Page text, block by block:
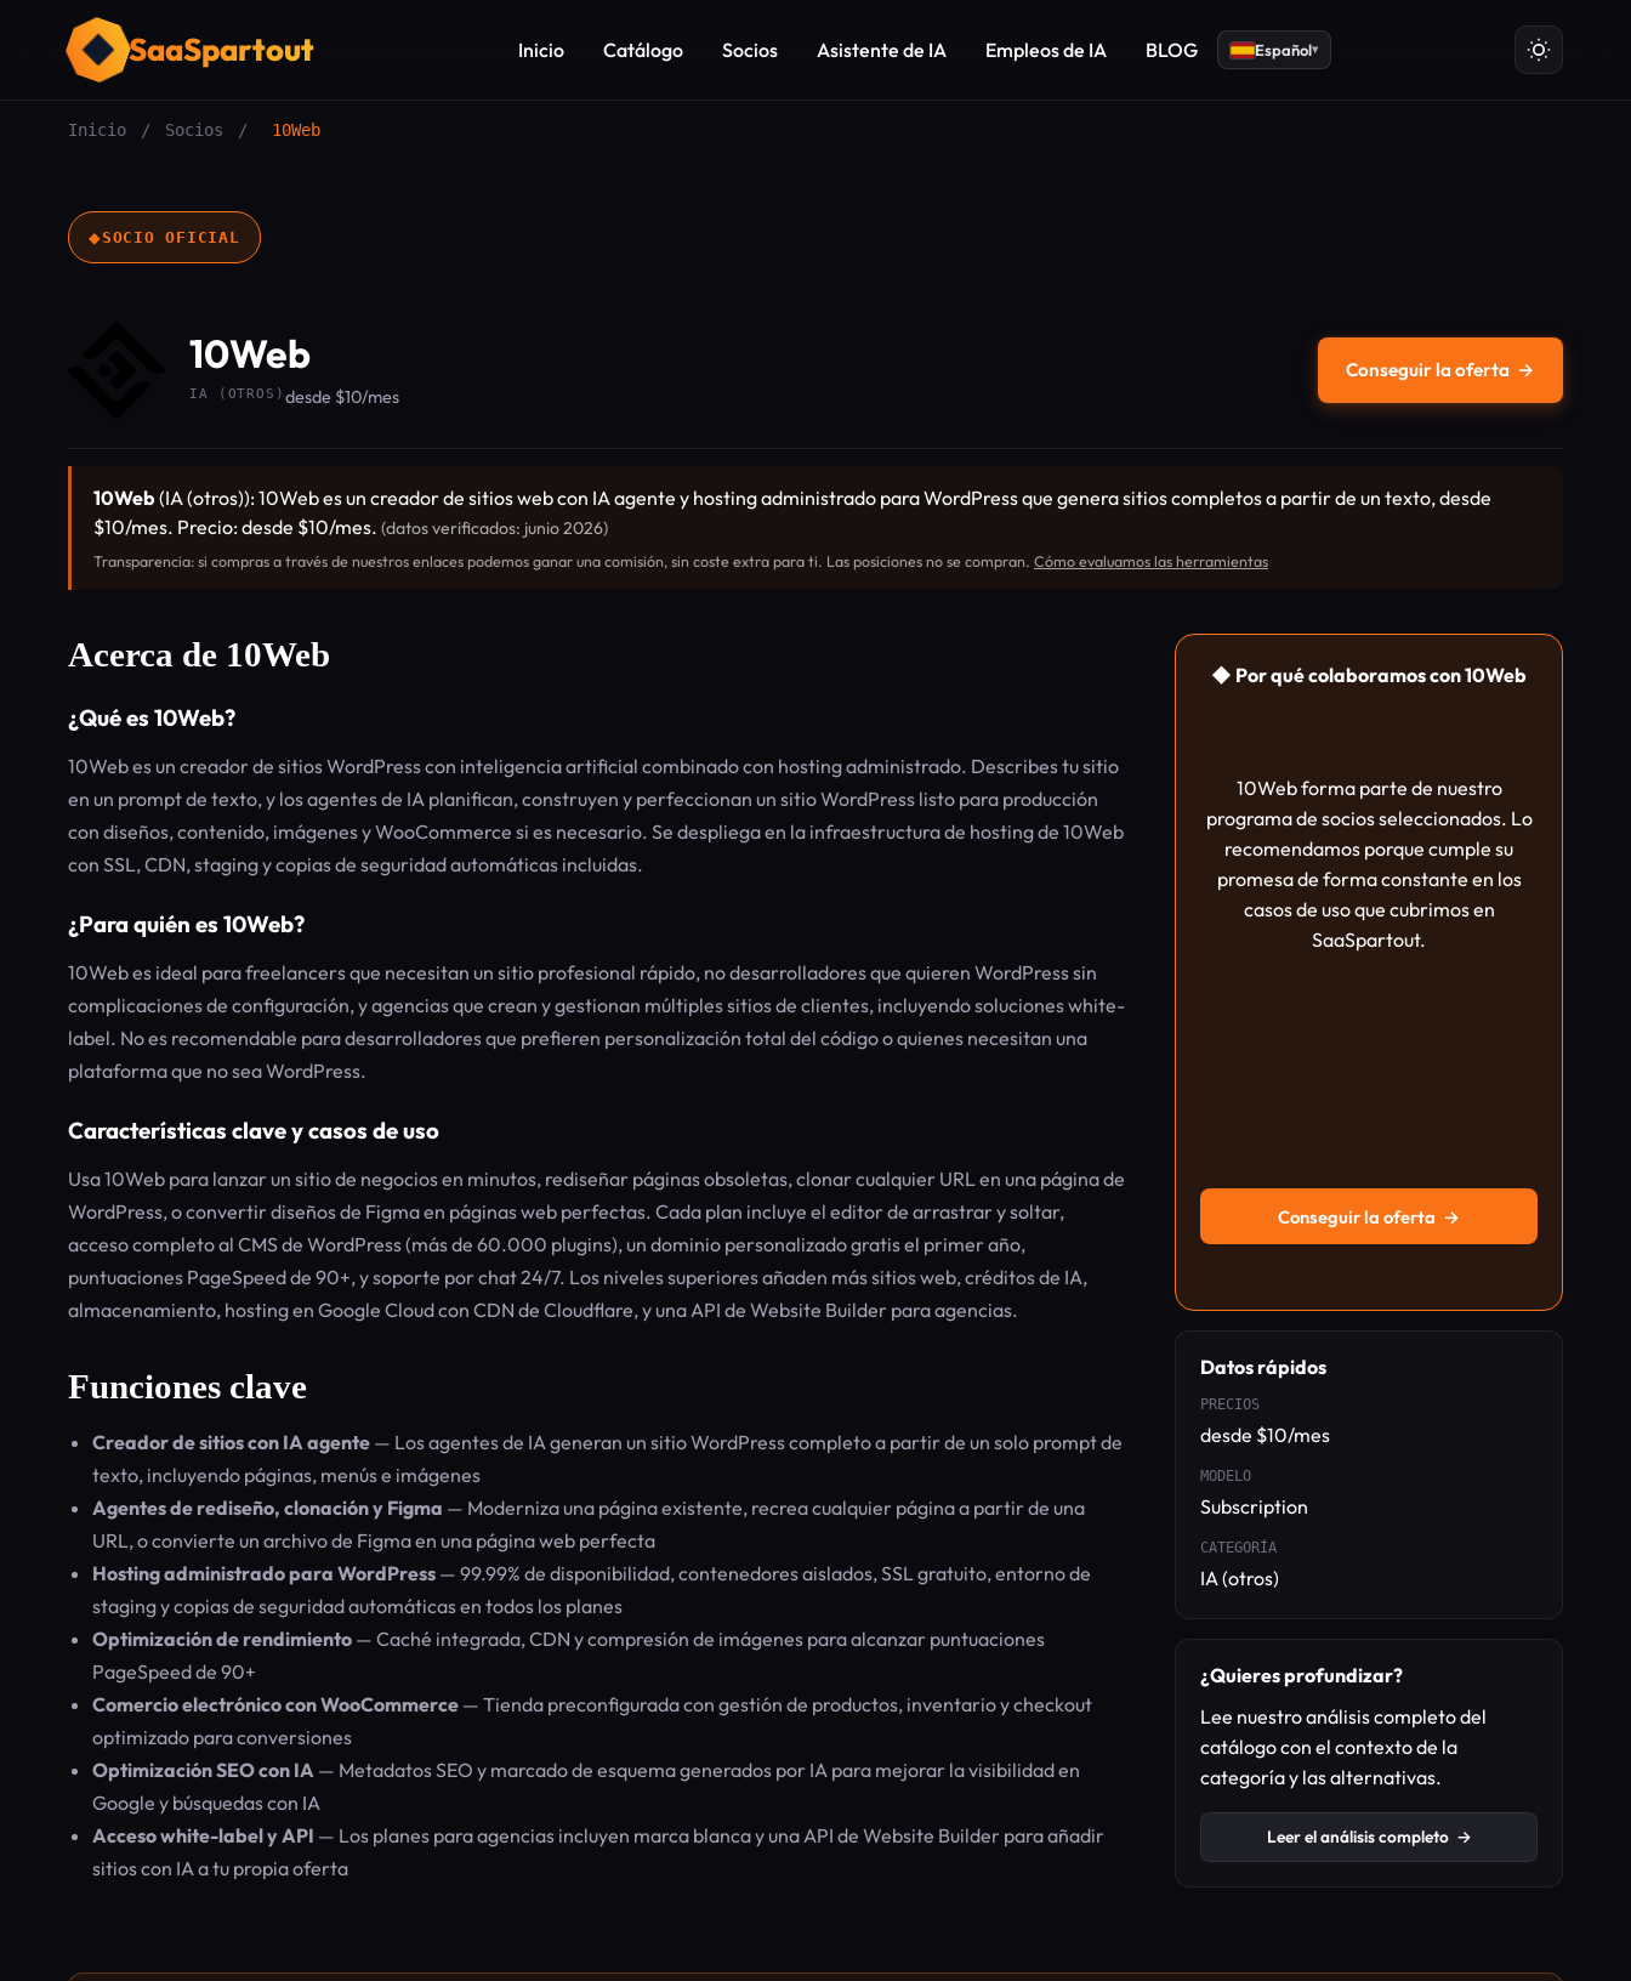
SaaSpartout Inicio Catálogo Socios Asistente de IA Empleos de IA BLOG Español▾
Inicio / Socios / 10Web
◆SOCIO OFICIAL
10Web
IA (OTROS) desde $10/mes
Conseguir la oferta →
10Web (IA (otros)): 10Web es un creador de sitios web con IA agente y hosting administrado para WordPress que genera sitios completos a partir de un texto, desde
$10/mes. Precio: desde $10/mes. (datos verificados: junio 2026)
Transparencia: si compras a través de nuestros enlaces podemos ganar una comisión, sin coste extra para ti. Las posiciones no se compran. Cómo evaluamos las herramientas
Acerca de 10Web
¿Qué es 10Web?
10Web es un creador de sitios WordPress con inteligencia artificial combinado con hosting administrado. Describes tu sitio
en un prompt de texto, y los agentes de IA planifican, construyen y perfeccionan un sitio WordPress listo para producción
con diseños, contenido, imágenes y WooCommerce si es necesario. Se despliega en la infraestructura de hosting de 10Web
con SSL, CDN, staging y copias de seguridad automáticas incluidas.
¿Para quién es 10Web?
10Web es ideal para freelancers que necesitan un sitio profesional rápido, no desarrolladores que quieren WordPress sin
complicaciones de configuración, y agencias que crean y gestionan múltiples sitios de clientes, incluyendo soluciones white-
label. No es recomendable para desarrolladores que prefieren personalización total del código o quienes necesitan una
plataforma que no sea WordPress.
Características clave y casos de uso
Usa 10Web para lanzar un sitio de negocios en minutos, rediseñar páginas obsoletas, clonar cualquier URL en una página de
WordPress, o convertir diseños de Figma en páginas web perfectas. Cada plan incluye el editor de arrastrar y soltar,
acceso completo al CMS de WordPress (más de 60.000 plugins), un dominio personalizado gratis el primer año,
puntuaciones PageSpeed de 90+, y soporte por chat 24/7. Los niveles superiores añaden más sitios web, créditos de IA,
almacenamiento, hosting en Google Cloud con CDN de Cloudflare, y una API de Website Builder para agencias.
Funciones clave
Creador de sitios con IA agente — Los agentes de IA generan un sitio WordPress completo a partir de un solo prompt de
texto, incluyendo páginas, menús e imágenes
Agentes de rediseño, clonación y Figma — Moderniza una página existente, recrea cualquier página a partir de una
URL, o convierte un archivo de Figma en una página web perfecta
Hosting administrado para WordPress — 99.99% de disponibilidad, contenedores aislados, SSL gratuito, entorno de
staging y copias de seguridad automáticas en todos los planes
Optimización de rendimiento — Caché integrada, CDN y compresión de imágenes para alcanzar puntuaciones
PageSpeed de 90+
Comercio electrónico con WooCommerce — Tienda preconfigurada con gestión de productos, inventario y checkout
optimizado para conversiones
Optimización SEO con IA — Metadatos SEO y marcado de esquema generados por IA para mejorar la visibilidad en
Google y búsquedas con IA
Acceso white-label y API — Los planes para agencias incluyen marca blanca y una API de Website Builder para añadir
sitios con IA a tu propia oferta
◆ Por qué colaboramos con 10Web
10Web forma parte de nuestro
programa de socios seleccionados. Lo
recomendamos porque cumple su
promesa de forma constante en los
casos de uso que cubrimos en
SaaSpartout.
Conseguir la oferta →
Datos rápidos
PRECIOS
desde $10/mes
MODELO
Subscription
CATEGORÍA
IA (otros)
¿Quieres profundizar?
Lee nuestro análisis completo del
catálogo con el contexto de la
categoría y las alternativas.
Leer el análisis completo →